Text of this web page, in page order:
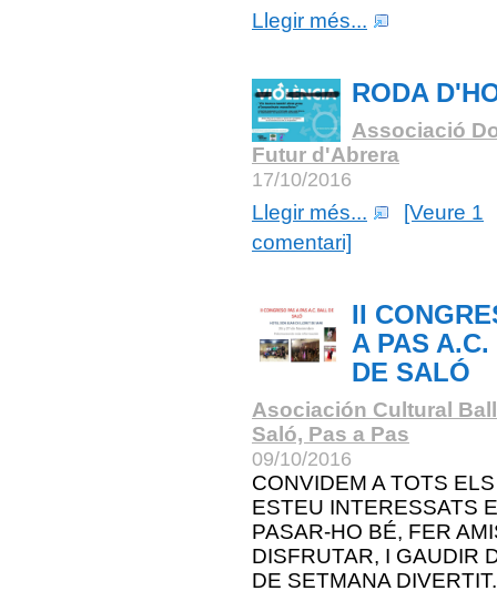
Llegir més...
RODA
Associació
Futur d'Abrera
17/10/2016
Llegir més...
[Veure 1
comentari]
II
A PAS
DE SALÓ
Asociación Cultural
Saló, Pas a Pas
09/10/2016
CONVIDEM A TOTS
ESTEU INTERESSATS
PASAR-HO BÉ, FER
DISFRUTAR, I GAUDIR
DE SETMANA DIVERTIT.